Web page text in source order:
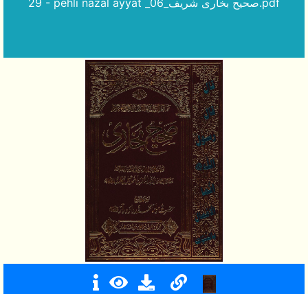
29 - pehli nazal ayyat _صحیح بخاری شریف_06.pdf